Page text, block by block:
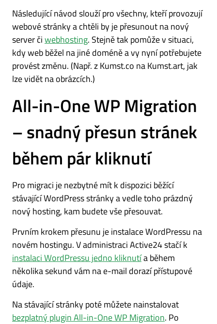
Následující návod slouží pro všechny, kteří provozují
webové stránky a chtěli by je přesunout na nový
server čiwebhosting. Stejně tak pomůže v situaci,
kdy web běžel na jiné doméně a vy nyní potřebujete
provést změnu. (Např. z Kumst.co na Kumst.art, jak
lze vidět na obrázcích.)
All-in-One WP Migration
– snadný přesun stránek
během pár kliknutí
Pro migraci je nezbytné mít k dispozici běžící
stávající WordPress stránky a vedle toho prázdný
nový hosting, kam budete vše přesouvat.
Prvním krokem přesunu je instalace WordPressu na
novém hostingu. V administraci Active24 stačí k
instalaci WordPressu jedno kliknutía během
několika sekund vám na e-mail dorazí přístupové
údaje.
Na stávající stránky poté můžete nainstalovat
bezplatný plugin All-in-One WP Migration. Po